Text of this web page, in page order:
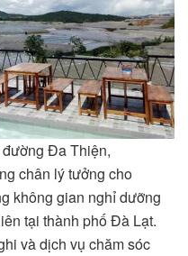
Đa Thiện,
chân lý tưởng cho
không gian nghỉ dưỡng
tại thành phố Đà Lạt.
và dịch vụ chăm sóc